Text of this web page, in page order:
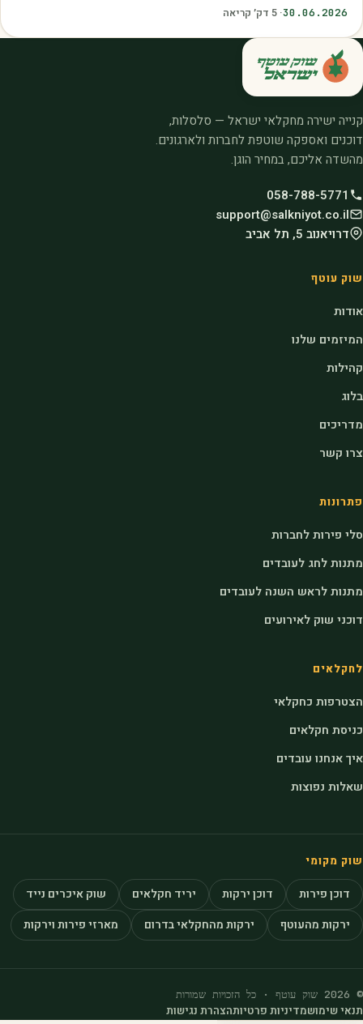
30.06.2026
·
5 דק׳ קריאה
קנייה ישירה מחקלאי ישראל — סלסלות,
דוכנים ואספקה שוטפת לחברות ולארגונים.
מהשדה אליכם, במחיר הוגן.
058-788-5771
support@salkniyot.co.il
דרויאנוב 5, תל אביב
שוק עוטף
אודות
המיזמים שלנו
קהילות
בלוג
מדריכים
צרו קשר
פתרונות
סלי פירות לחברות
מתנות לחג לעובדים
מתנות לראש השנה לעובדים
דוכני שוק לאירועים
לחקלאים
הצטרפות כחקלאי
כניסת חקלאים
איך אנחנו עובדים
שאלות נפוצות
שוק מקומי
דוכן פירות דוכן ירקות יריד חקלאים
שוק איכרים נייד
ירקות מהעוטף
ירקות מהחקלאי בדרום מארזי פירות וירקות
© 2026 שוק עוטף · כל הזכויות שמורות
תנאי שימושמדיניות פרטיותהצהרת נגישות